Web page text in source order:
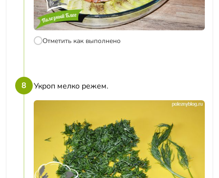
Отметить как выполнено
8 Укроп мелко режем.